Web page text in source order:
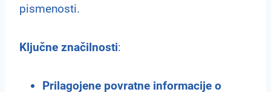
pismenosti.
Ključne značilnosti:
Prilagojene povratne informacije o